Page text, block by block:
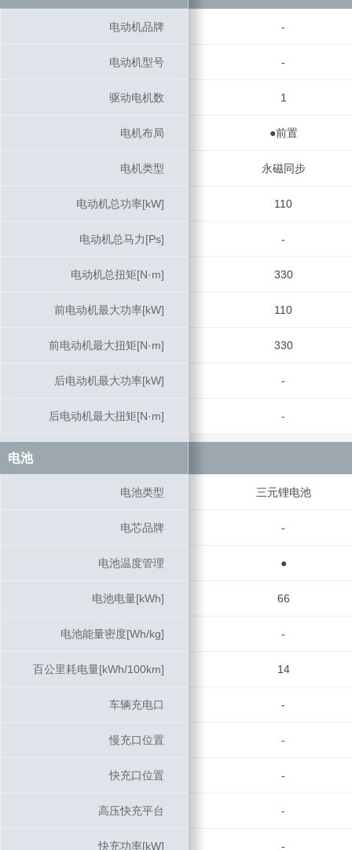
电动机品牌 -
电动机型号 -
驱动电机数 1
电机布局 ●前置
电机类型 永磁同步
电动机总功率[kW] 110
电动机总马力[Ps] -
电动机总扭矩[N·m] 330
前电动机最大功率[kW] 110
前电动机最大扭矩[N·m] 330
后电动机最大功率[kW] -
后电动机最大扭矩[N·m] -
电池
电池类型 三元锂电池
电芯品牌 -
电池温度管理 ●
电池电量[kWh] 66
电池能量密度[Wh/kg] -
百公里耗电量[kWh/100km] 14
车辆充电口 -
慢充口位置 -
快充口位置 -
高压快充平台 -
快充功率[kW] -
电动机品牌
电动机型号
驱动电机数
电机布局
电机类型
电动机总功率[kW]
电动机总马力[Ps]
电动机总扭矩[N·m]
前电动机最大功率[kW]
前电动机最大扭矩[N·m]
后电动机最大功率[kW]
后电动机最大扭矩[N·m]
电池
电池类型
电芯品牌
电池温度管理
电池电量[kWh]
电池能量密度[Wh/kg]
百公里耗电量[kWh/100km]
车辆充电口
慢充口位置
快充口位置
高压快充平台
快充功率[kW]